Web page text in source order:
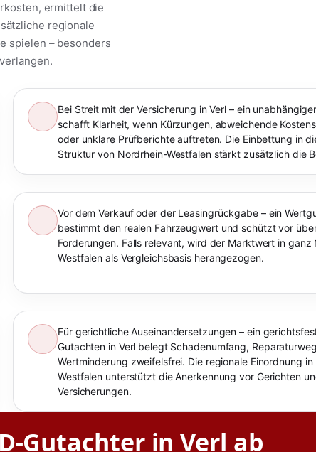
ermittelt die
regionale
spielen – besonders
Bei Streit mit der Versicherung in Verl – ein
schafft Klarheit, wenn Kürzungen, abweichende
oder unklare Prüfberichte auftreten. Die Einbettung in
Struktur von Nordrhein-Westfalen stärkt zusätzlich die
Vor dem Verkauf oder der Leasingrückgabe – ein
bestimmt den realen Fahrzeugwert und schützt vor
Forderungen. Falls relevant, wird der Marktwert in ganz
Westfalen als Vergleichsbasis herangezogen.
Für gerichtliche Auseinandersetzungen – ein
Gutachten in Verl belegt Schadenumfang,
Wertminderung zweifelsfrei. Die regionale Einordnung
Westfalen unterstützt die Anerkennung vor Gerichten
Versicherungen.
Gutachter in Verl ab